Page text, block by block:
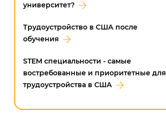
университет?
Трудоустройство в CША после
обучения
STEM специальности - самые
востребованные и приоритетные для
трудоустройства в США